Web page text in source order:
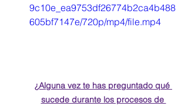
9c10e_ea9753df26774b2ca4b488
605bf7147e/720p/mp4/file.mp4
¿Alguna vez te has preguntado qué
sucede durante los procesos de